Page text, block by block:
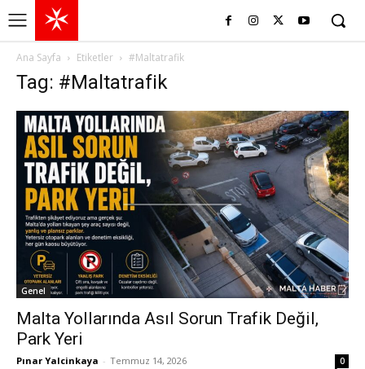
Ana Sayfa Etiketler #Maltatrafik
Tag: #Maltatrafik
Genel
Malta Yollarında Asıl Sorun Trafik Değil,
Park Yeri
Pınar Yalcinkaya - Temmuz 14, 2026 0